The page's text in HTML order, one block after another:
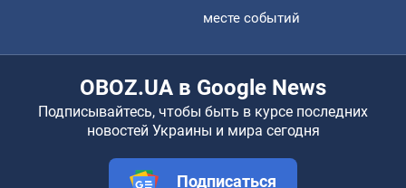
месте событий
OBOZ.UA в Google News
Подписывайтесь, чтобы быть в курсе последних
новостей Украины и мира сегодня
Подписаться